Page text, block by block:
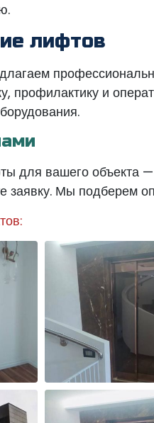
лифтов
профилактику и
для вашего объекта —
заявку. Мы подберем